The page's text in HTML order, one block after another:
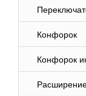
Конфорок
Конфорок